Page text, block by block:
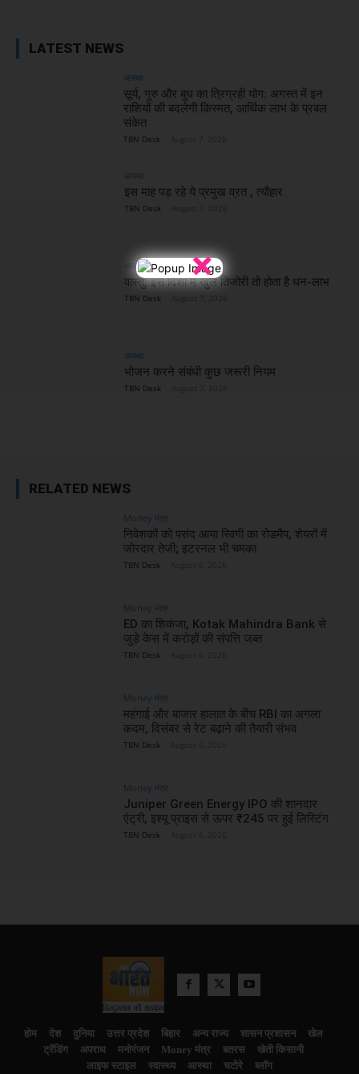
×
LATEST NEWS
आस्था
सूर्य, गुरु और बुध का त्रिग्रही योग: अगस्त में इन
राशियों की बदलेगी किस्मत, आर्थिक लाभ के प्रबल
संकेत
TBN Desk
आस्था
इस माह पड़ रहे ये प्रमुख व्रत , त्यौहार
TBN Desk
आस्था
वास्तु: इस दिशा में खुले तिजोरी तो होता है धन-लाभ
TBN Desk
आस्था
भोजन करने संबंधी कुछ जरूरी नियम
TBN Desk
RELATED NEWS
Money मंत्र
निवेशकों को पसंद आया स्विगी का रोडमैप, शेयरों में
जोरदार तेजी; इटरनल भी चमका
TBN Desk
Money मंत्र
ED का शिकंजा, Kotak Mahindra Bank से
जुड़े केस में करोड़ों की संपत्ति जब्त
TBN Desk
Money मंत्र
महंगाई और बाजार हालात के बीच RBI का अगला
कदम, दिसंबर से रेट बढ़ाने की तैयारी संभव
TBN Desk
Money मंत्र
Juniper Green Energy IPO की शानदार
एंट्री, इश्यू प्राइस से ऊपर ₹245 पर हुई लिस्टिंग
TBN Desk
होम देश दुनिया उत्तर प्रदेश बिहार अन्य राज्य शासन प्रशासन
खेल
ट्रेंडिंग
अपराध मनोरंजन Money मंत्र बतरस
खेती किसानी
लाइफ स्टाइल
स्वास्थ्य आस्था चटोरे ब्लॉग